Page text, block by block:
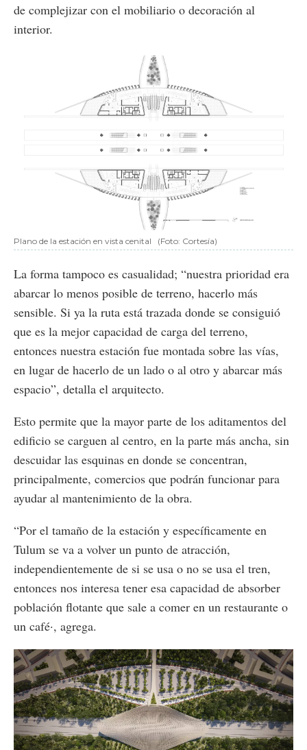
de complejizar con el mobiliario o decoración al
interior.
Plano de la estación en vista cenital (Foto: Cortesía)
La forma tampoco es casualidad; “nuestra prioridad era
abarcar lo menos posible de terreno, hacerlo más
sensible. Si ya la ruta está trazada donde se consiguió
que es la mejor capacidad de carga del terreno,
entonces nuestra estación fue montada sobre las vías,
en lugar de hacerlo de un lado o al otro y abarcar más
espacio”, detalla el arquitecto.
Esto permite que la mayor parte de los aditamentos del
edificio se carguen al centro, en la parte más ancha, sin
descuidar las esquinas en donde se concentran,
principalmente, comercios que podrán funcionar para
ayudar al mantenimiento de la obra.
“Por el tamaño de la estación y específicamente en
Tulum se va a volver un punto de atracción,
independientemente de si se usa o no se usa el tren,
entonces nos interesa tener esa capacidad de absorber
población flotante que sale a comer en un restaurante o
un café·, agrega.